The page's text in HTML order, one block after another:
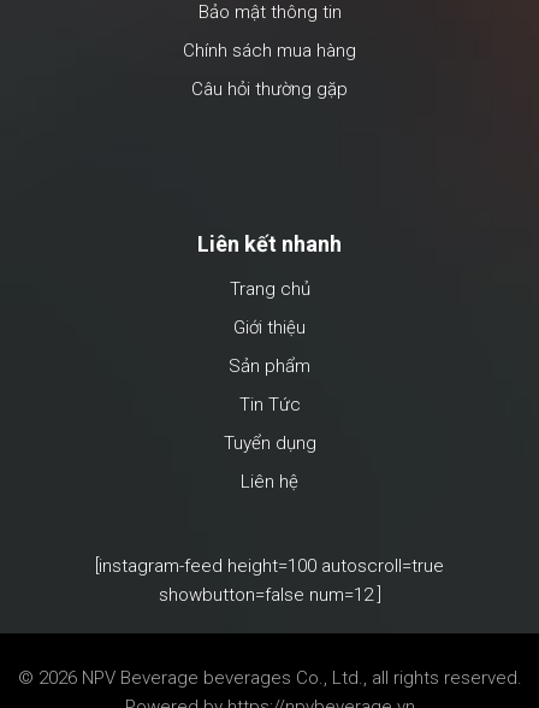
Bảo mật thông tin
Chính sách mua hàng
Câu hỏi thường gặp
Liên kết nhanh
Trang chủ
Giới thiệu
Sản phẩm
Tin Tức
Tuyển dụng
Liên hệ
[instagram-feed height=100 autoscroll=true
showbutton=false num=12 ]
© 2026 NPV Beverage beverages Co., Ltd., all rights reserved.